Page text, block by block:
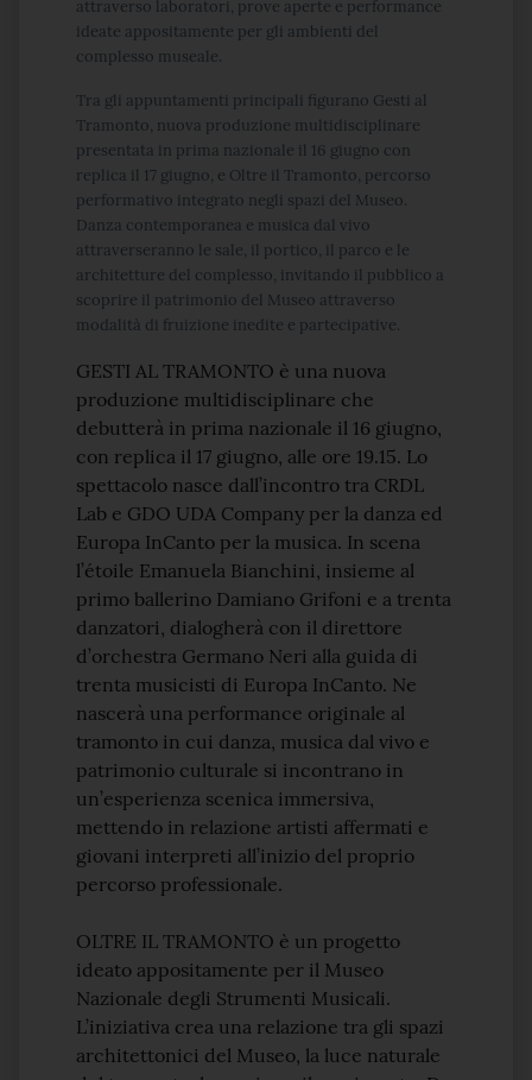
attraverso laboratori, prove aperte e performance
ideate appositamente per gli ambienti del
complesso museale.
Tra gli appuntamenti principali figurano Gesti al
Tramonto, nuova produzione multidisciplinare
presentata in prima nazionale il 16 giugno con
replica il 17 giugno, e Oltre il Tramonto, percorso
performativo integrato negli spazi del Museo.
Danza contemporanea e musica dal vivo
attraverseranno le sale, il portico, il parco e le
architetture del complesso, invitando il pubblico a
scoprire il patrimonio del Museo attraverso
modalità di fruizione inedite e partecipative.
GESTI AL TRAMONTO è una nuova
produzione multidisciplinare che
debutterà in prima nazionale il 16 giugno,
con replica il 17 giugno, alle ore 19.15. Lo
spettacolo nasce dall’incontro tra CRDL
Lab e GDO UDA Company per la danza ed
Europa InCanto per la musica. In scena
l’étoile Emanuela Bianchini, insieme al
primo ballerino Damiano Grifoni e a trenta
danzatori, dialogherà con il direttore
d’orchestra Germano Neri alla guida di
trenta musicisti di Europa InCanto. Ne
nascerà una performance originale al
tramonto in cui danza, musica dal vivo e
patrimonio culturale si incontrano in
un’esperienza scenica immersiva,
mettendo in relazione artisti affermati e
giovani interpreti all’inizio del proprio
percorso professionale.
OLTRE IL TRAMONTO è un progetto
ideato appositamente per il Museo
Nazionale degli Strumenti Musicali.
L’iniziativa crea una relazione tra gli spazi
architettonici del Museo, la luce naturale